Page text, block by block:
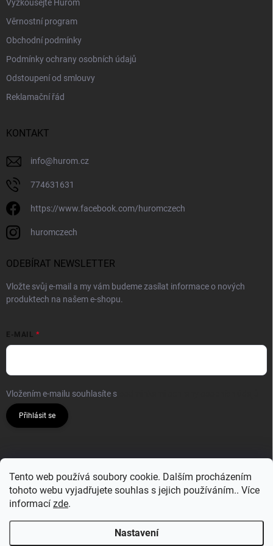
Tento web používá soubory cookie. Dalším procházením
tohoto webu vyjadřujete souhlas s jejich používáním.. Více
informací zde.
Nastavení
Vyzkoušejte Hurom
Věrnostní program
Obchodní podmínky
Podmínky ochrany osobních údajů
Odstoupení od smlouvy
Reklamační řád
KONTAKT
info@hurom.cz
774631631
https://www.facebook.com/huromczech
huromczech
ODEBÍRAT NEWSLETTER
Vložte svůj e-mail a my vám budeme zasílat informace o nových
produktech na našem e-shopu.
E-MAIL
Vložením e-mailu souhlasíte s
Přihlásit se